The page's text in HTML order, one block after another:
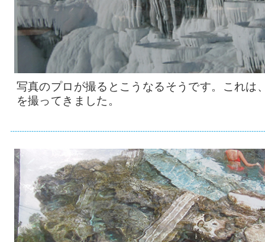
写真のプロが撮るとこうなるそうです。これは
を撮ってきました。